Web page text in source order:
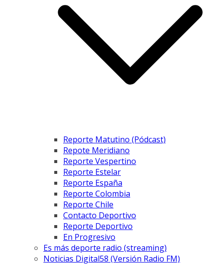
Reporte Matutino (Pódcast)
Repote Meridiano
Reporte Vespertino
Reporte Estelar
Reporte España
Reporte Colombia
Reporte Chile
Contacto Deportivo
Reporte Deportivo
En Progresivo
Es más deporte radio (streaming)
Noticias Digital58 (Versión Radio FM)